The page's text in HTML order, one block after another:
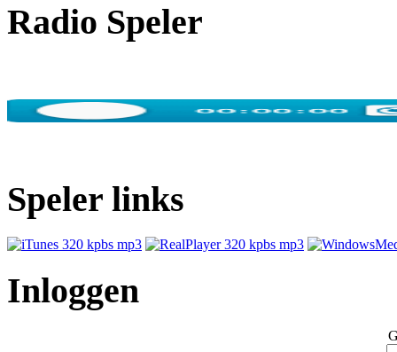
Radio Speler
Speler links
Inloggen